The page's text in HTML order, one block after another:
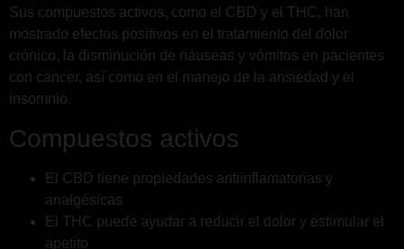
Sus compuestos activos, como el CBD y el THC, han
mostrado efectos positivos en el tratamiento del dolor
crónico, la disminución de náuseas y vómitos en pacientes
con cáncer, así como en el manejo de la ansiedad y el
insomnio.
Compuestos activos
El CBD tiene propiedades antiinflamatorias y
analgésicas
El THC puede ayudar a reducir el dolor y estimular el
apetito